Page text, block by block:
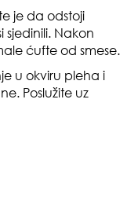
je da odstoji
sjedinili. Nakon
ćufte od smese.
u okviru pleha i
Poslužite uz